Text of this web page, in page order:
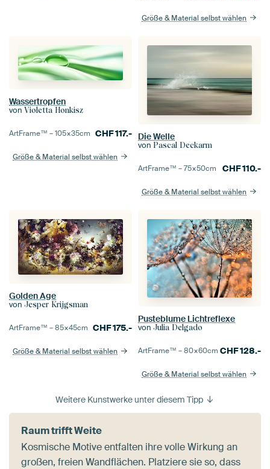
Größe & Material selbst wählen
Wassertropfen
von Violetta Honkisz
ArtFrame™ –105×35cm CHF117.-
Größe & Material selbst wählen
Die Welle
von Pascal Deckarm
ArtFrame™ –75×50cm CHF110.-
Größe & Material selbst wählen
Golden Age
von Jesper Krijgsman
ArtFrame™ –85×45cm CHF175.-
Größe & Material selbst wählen
Pusteblume Lichtreflexe
von Julia Delgado
ArtFrame™ –80×60cm CHF128.-
Größe & Material selbst wählen
Weitere Kunstwerke unter diesem Tipp
Raum trifft Weite
Kosmische Motive entfalten ihre volle Wirkung an
großen, freien Wandflächen. Platziere sie so, dass